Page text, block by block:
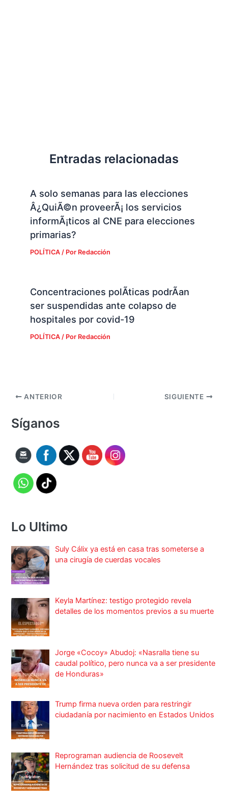
Entradas relacionadas
A solo semanas para las elecciones
Â¿QuiÃ©n proveerÃ¡ los servicios
informÃ¡ticos al CNE para elecciones
primarias?
POLÍTICA/ Por Redacción
Concentraciones polÃ­ticas podrÃ­an
ser suspendidas ante colapso de
hospitales por covid-19
POLÍTICA/ Por Redacción
ANTERIOR SIGUIENTE
Síganos
Lo Ultimo
Suly Cálix ya está en casa tras someterse a
una cirugía de cuerdas vocales
Keyla Martínez: testigo protegido revela
detalles de los momentos previos a su muerte
Jorge «Cocoy» Abudoj: «Nasralla tiene su
caudal político, pero nunca va a ser presidente
de Honduras»
Trump firma nueva orden para restringir
ciudadanía por nacimiento en Estados Unidos
Reprograman audiencia de Roosevelt
Hernández tras solicitud de su defensa